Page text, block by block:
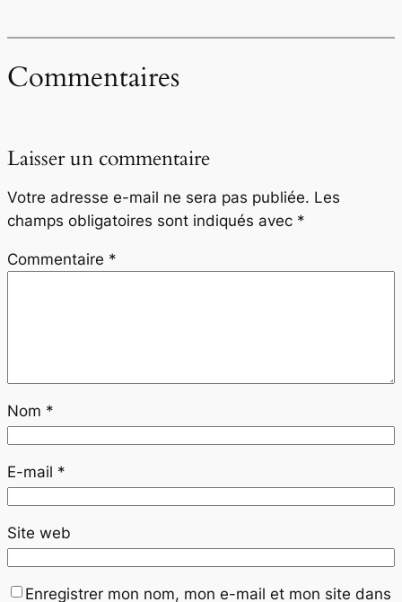
Commentaires
Laisser un commentaire
Votre adresse e-mail ne sera pas publiée. Les
champs obligatoires sont indiqués avec *
Commentaire *
Nom *
E-mail *
Site web
Enregistrer mon nom, mon e-mail et mon site dans